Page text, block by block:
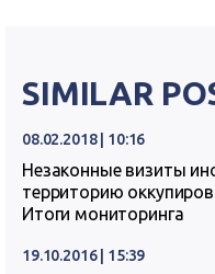
SIMILAR
08.02.2018 | 10:16
Незаконные визиты
территорию
Итоги мониторинга
19.10.2016 | 15:39